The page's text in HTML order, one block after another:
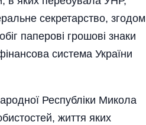
секретарство, згодом
паперові грошові знаки
система України
Республіки Микола
життя яких